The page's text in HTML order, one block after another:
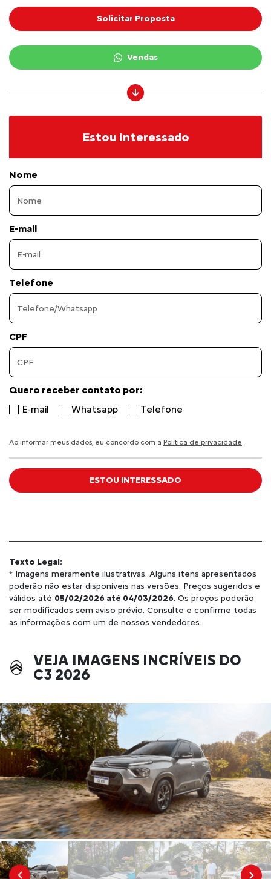
Solicitar Proposta
Vendas
Estou Interessado
Nome
E-mail
Telefone
CPF
Quero receber contato por:
E-mail
Whatsapp Telefone
Ao informar meus dados, eu concordo com a Política de privacidade.
ESTOU INTERESSADO
Texto Legal:
* Imagens meramente ilustrativas. Alguns itens apresentados
poderão não estar disponíveis nas versões. Preços sugeridos e
válidos até 05/02/2026 até 04/03/2026. Os preços poderão
ser modificados sem aviso prévio. Consulte e confirme todas
as informações com um de nossos vendedores.
VEJA IMAGENS INCRÍVEIS DO
C3 2026